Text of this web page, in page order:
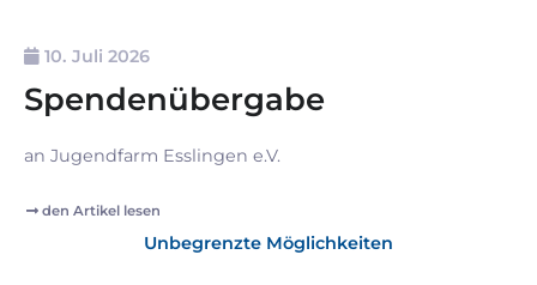
10. Juli 2026
Spendenübergabe
an Jugendfarm Esslingen e.V.
den Artikel lesen
Unbegrenzte Möglichkeiten